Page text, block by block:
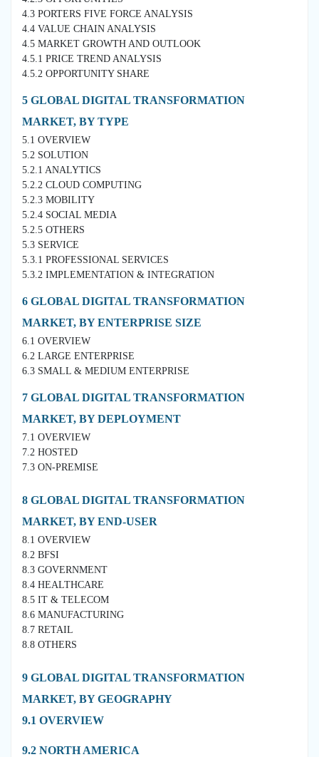
4.3 PORTERS FIVE FORCE ANALYSIS
4.4 VALUE CHAIN ANALYSIS
4.5 MARKET GROWTH AND OUTLOOK
4.5.1 PRICE TREND ANALYSIS
4.5.2 OPPORTUNITY SHARE
5 GLOBAL DIGITAL TRANSFORMATION
MARKET, BY TYPE
5.1 OVERVIEW
5.2 SOLUTION
5.2.1 ANALYTICS
5.2.2 CLOUD COMPUTING
5.2.3 MOBILITY
5.2.4 SOCIAL MEDIA
5.2.5 OTHERS
5.3 SERVICE
5.3.1 PROFESSIONAL SERVICES
5.3.2 IMPLEMENTATION & INTEGRATION
6 GLOBAL DIGITAL TRANSFORMATION
MARKET, BY ENTERPRISE SIZE
6.1 OVERVIEW
6.2 LARGE ENTERPRISE
6.3 SMALL & MEDIUM ENTERPRISE
7 GLOBAL DIGITAL TRANSFORMATION
MARKET, BY DEPLOYMENT
7.1 OVERVIEW
7.2 HOSTED
7.3 ON-PREMISE
8 GLOBAL DIGITAL TRANSFORMATION
MARKET, BY END-USER
8.1 OVERVIEW
8.2 BFSI
8.3 GOVERNMENT
8.4 HEALTHCARE
8.5 IT & TELECOM
8.6 MANUFACTURING
8.7 RETAIL
8.8 OTHERS
9 GLOBAL DIGITAL TRANSFORMATION
MARKET, BY GEOGRAPHY
9.1 OVERVIEW
9.2 NORTH AMERICA